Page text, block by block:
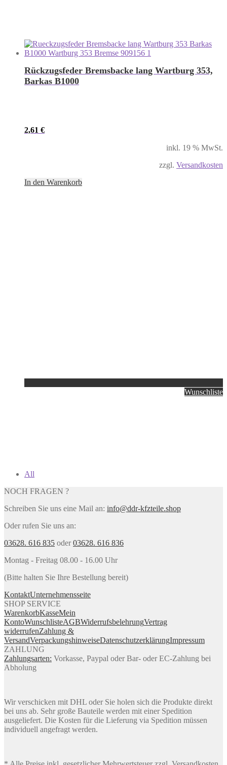
Rückzugsfeder Bremsbacke lang Wartburg 353,
Barkas B1000
2,61 €
inkl. 19 % MwSt.
zzgl. Versandkosten
In den Warenkorb
Wunschliste
All
NOCH FRAGEN ?
Schreiben Sie uns eine Mail an: info@ddr-kfzteile.shop
Oder rufen Sie uns an:
03628. 616 835 oder03628. 616 836
Montag - Freitag 08.00 - 16.00 Uhr
(Bitte halten Sie Ihre Bestellung bereit)
KontaktUnternehmensseite
SHOP SERVICE
WarenkorbKasseMein
KontoWunschlisteAGBWiderrufsbelehrungVertrag
widerrufenZahlung &
VersandVerpackungshinweiseDatenschutzerklärungImpressum
ZAHLUNG
Zahlungsarten: Vorkasse, Paypal oder Bar- oder EC-Zahlung bei
Abholung
Wir verschicken mit DHL oder Sie holen sich die Produkte direkt
bei uns ab. Sehr große Bauteile werden mit einer Spedition
ausgeliefert. Die Kosten für die Lieferung via Spedition müssen
individuell angefragt werden.